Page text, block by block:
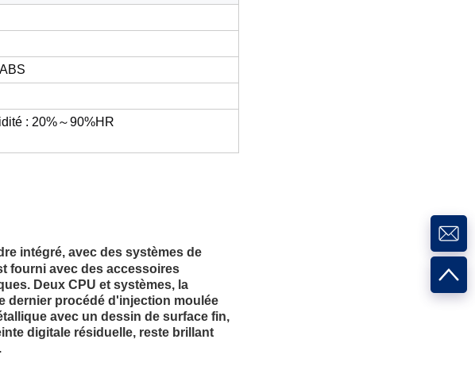
: 20%～90%HR
intégré, avec des systèmes de
fourni avec des accessoires
Deux CPU et systèmes, la
dernier procédé d'injection moulée
avec un dessin de surface fin,
digitale résiduelle, reste brillant